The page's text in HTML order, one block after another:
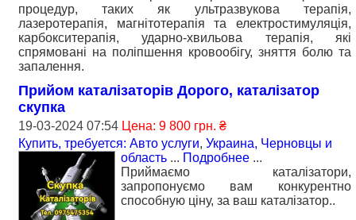
процедур, таких як ультразвукова терапія,
лазеротерапія, магнітотерапія та електростимуляція,
карбокситерапія, ударно-хвильова терапія, які
спрямовані на поліпшення кровообігу, зняття болю та
запалення.
Прийом каталізаторів Дорого, каталізатор
скупка
19-03-2024 07:54 Цена: 9 800 грн. ₴
Купить, требуется: Авто услуги, Украина, Черновцы и
область ... Подробнее ...
Приймаємо каталізатори,
запропонуємо вам конкурентно
способную ціну, за ваш каталізатор..